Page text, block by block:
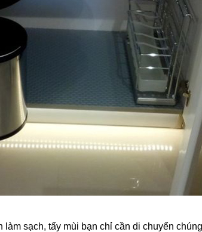
sạch, tẩy mùi bạn chỉ cần di chuyển